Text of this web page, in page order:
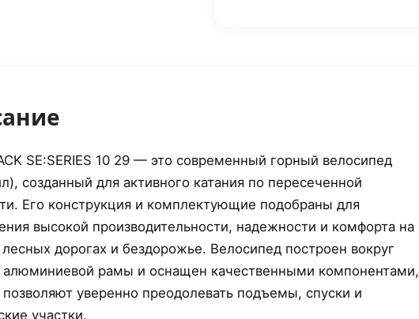
SE:SERIES 10 29 — это современный горный велосипед
созданный для активного катания по пересеченной
Его конструкция и комплектующие подобраны для
высокой производительности, надежности и комфорта на
лесных дорогах и бездорожье. Велосипед построен вокруг
алюминиевой рамы и оснащен качественными компонентами,
уверенно преодолевать подъемы, спуски и
участки.